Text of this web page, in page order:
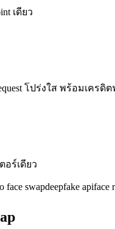
เดียว
โปร่งใส พร้อมเครดิต
อร์เดียว
face swapdeepfake apiface